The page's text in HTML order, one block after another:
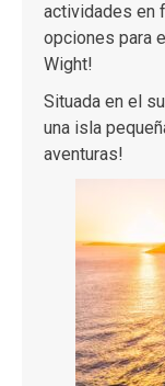
actividades en
opciones para
Wight!
Situada en el
una isla
aventuras!